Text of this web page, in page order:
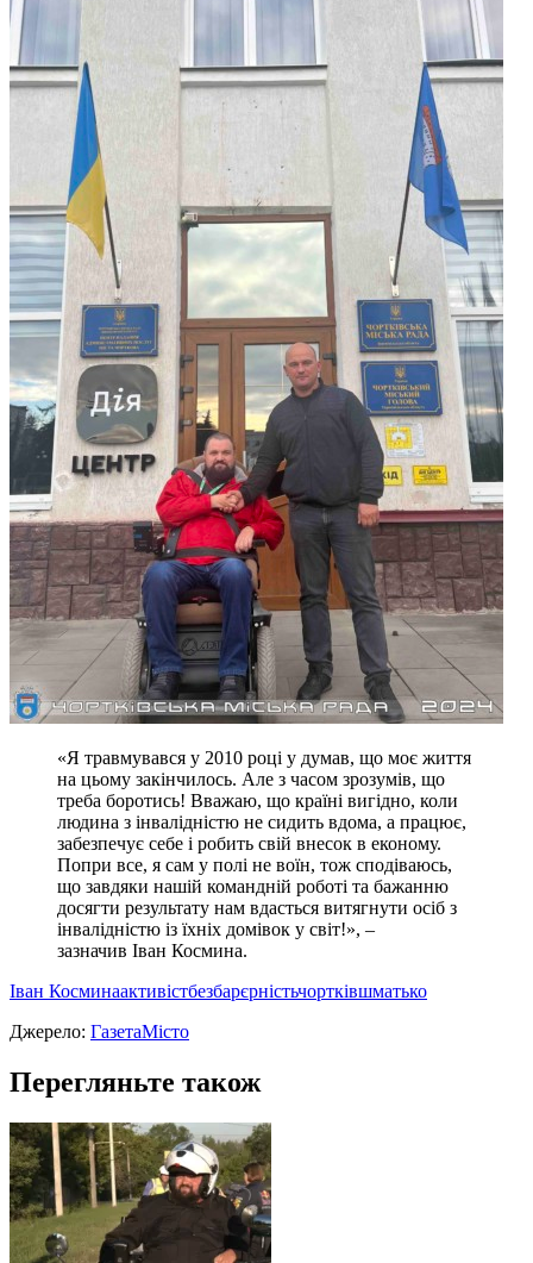
«Я травмувався у 2010 році у думав, що моє життя
на цьому закінчилось. Але з часом зрозумів, що
треба боротись! Вважаю, що країні вигідно, коли
людина з інвалідністю не сидить вдома, а працює,
забезпечує себе і робить свій внесок в економу.
Попри все, я сам у полі не воїн, тож сподіваюсь,
що завдяки нашій командній роботі та бажанню
досягти результату нам вдасться витягнути осіб з
інвалідністю із їхніх домівок у світ!», –
зазначив Іван Космина.
Iван Косминаактивістбезбарєрністьчортківшматько
Джерело: ГазетаМісто
Перегляньте також